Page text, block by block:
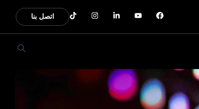
اتصل بنا